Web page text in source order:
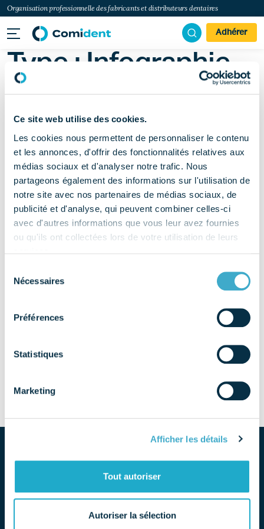
Ce site web utilise des cookies.
Les cookies nous permettent de personnaliser le contenu
et les annonces, d'offrir des fonctionnalités relatives aux
médias sociaux et d'analyser notre trafic. Nous
partageons également des informations sur l'utilisation de
notre site avec nos partenaires de médias sociaux, de
publicité et d'analyse, qui peuvent combiner celles-ci
avec d'autres informations que vous leur avez fournies
ou qu'ils ont collectées lors de votre utilisation de leurs
Nécessaires
Préférences
Statistiques
Marketing
Afficher les détails
Tout autoriser
Autoriser la sélection
Organisation professionnelle des fabricants et distributeurs dentaires
Adhérer
Type : Infographie
Une infographie pour
comprendre
l’encadrement des
avantages dans le
secteur dentaire
from Une infographie pour comprendre